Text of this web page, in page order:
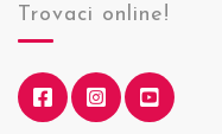
Trovaci online!